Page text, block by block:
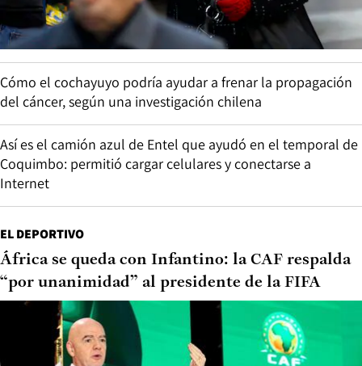
Cómo el cochayuyo podría ayudar a frenar la propagación
del cáncer, según una investigación chilena
Así es el camión azul de Entel que ayudó en el temporal de
Coquimbo: permitió cargar celulares y conectarse a
Internet
EL DEPORTIVO
África se queda con Infantino: la CAF respalda
“por unanimidad” al presidente de la FIFA